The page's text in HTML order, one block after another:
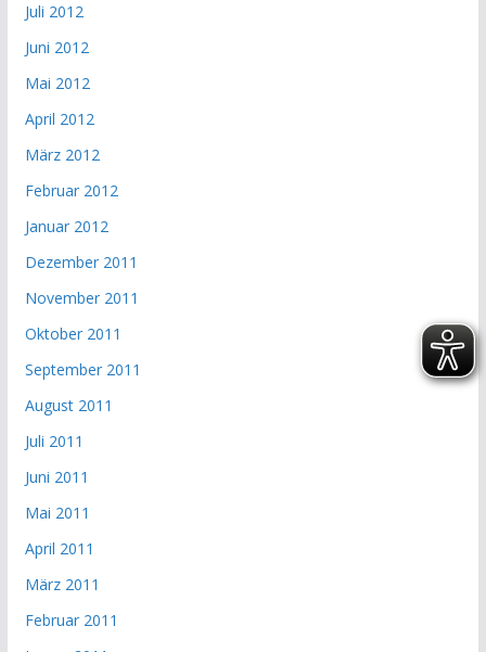
Juli 2012
Juni 2012
Mai 2012
April 2012
März 2012
Februar 2012
Januar 2012
Dezember 2011
November 2011
Oktober 2011
September 2011
August 2011
Juli 2011
Juni 2011
Mai 2011
April 2011
März 2011
Februar 2011